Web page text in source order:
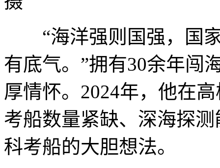
“海洋强则国强，国家
有底气。”拥有30余年闯
厚情怀。2024年，他在
考船数量紧缺、深海探
科考船的大胆想法。